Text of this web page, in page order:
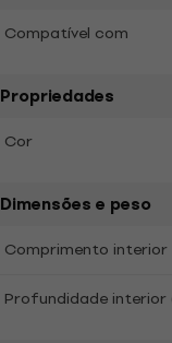
Compatível com
Propriedades
Cor
Dimensões e peso
Comprimento interior
Profundidade interior